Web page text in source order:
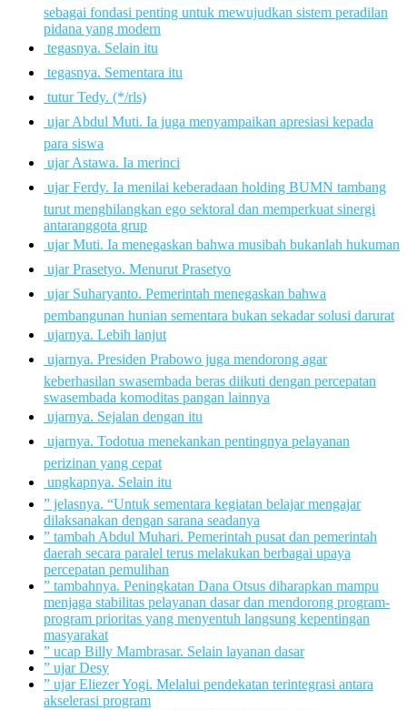
sebagai fondasi penting untuk mewujudkan sistem peradilan
pidana yang modern
 tegasnya. Selain itu
 tegasnya. Sementara itu
 tutur Tedy. (*/rls)
 ujar Abdul Muti. Ia juga menyampaikan apresiasi kepada
para siswa
 ujar Astawa. Ia merinci
 ujar Ferdy. Ia menilai keberadaan holding BUMN tambang
turut menghilangkan ego sektoral dan memperkuat sinergi
antaranggota grup
 ujar Muti. Ia menegaskan bahwa musibah bukanlah hukuman
 ujar Prasetyo. Menurut Prasetyo
 ujar Suharyanto. Pemerintah menegaskan bahwa
pembangunan hunian sementara bukan sekadar solusi darurat
 ujarnya. Lebih lanjut
 ujarnya. Presiden Prabowo juga mendorong agar
keberhasilan swasembada beras diikuti dengan percepatan
swasembada komoditas pangan lainnya
 ujarnya. Sejalan dengan itu
 ujarnya. Todotua menekankan pentingnya pelayanan
perizinan yang cepat
 ungkapnya. Selain itu
” jelasnya. “Untuk sementara kegiatan belajar mengajar
dilaksanakan dengan sarana seadanya
” tambah Abdul Muhari. Pemerintah pusat dan pemerintah
daerah secara paralel terus melakukan berbagai upaya
percepatan pemulihan
” tambahnya. Peningkatan Dana Otsus diharapkan mampu
menjaga stabilitas pelayanan dasar dan mendorong program-
program prioritas yang menyentuh langsung kepentingan
masyarakat
” ucap Billy Mambrasar. Selain layanan dasar
” ujar Desy
” ujar Eliezer Yogi. Melalui pendekatan terintegrasi antara
akselerasi program